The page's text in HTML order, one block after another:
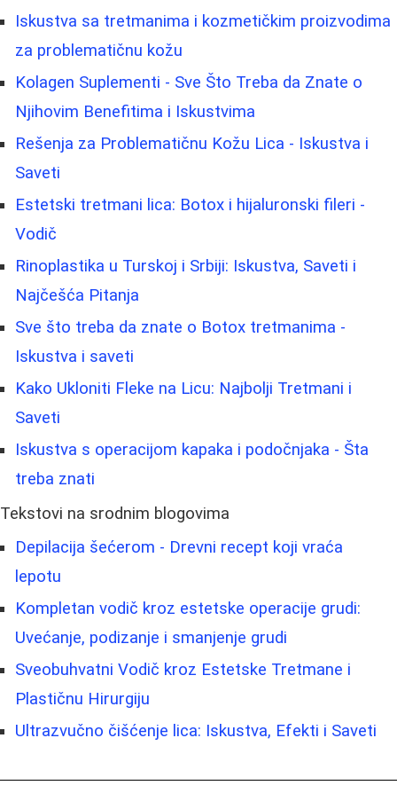
Iskustva sa tretmanima i kozmetičkim proizvodima
za problematičnu kožu
Kolagen Suplementi - Sve Što Treba da Znate o
Njihovim Benefitima i Iskustvima
Rešenja za Problematičnu Kožu Lica - Iskustva i
Saveti
Estetski tretmani lica: Botox i hijaluronski fileri -
Vodič
Rinoplastika u Turskoj i Srbiji: Iskustva, Saveti i
Najčešća Pitanja
Sve što treba da znate o Botox tretmanima -
Iskustva i saveti
Kako Ukloniti Fleke na Licu: Najbolji Tretmani i
Saveti
Iskustva s operacijom kapaka i podočnjaka - Šta
treba znati
Tekstovi na srodnim blogovima
Depilacija šećerom - Drevni recept koji vraća
lepotu
Kompletan vodič kroz estetske operacije grudi:
Uvećanje, podizanje i smanjenje grudi
Sveobuhvatni Vodič kroz Estetske Tretmane i
Plastičnu Hirurgiju
Ultrazvučno čišćenje lica: Iskustva, Efekti i Saveti